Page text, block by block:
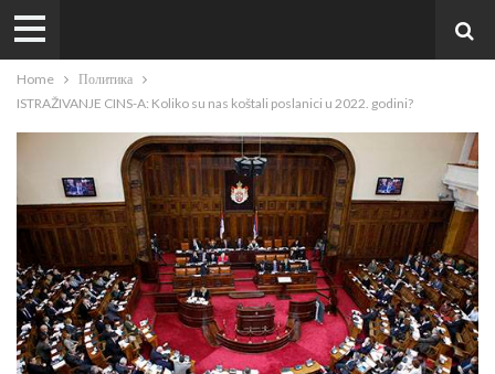
Home
Политика
ISTRAŽIVANJE CINS-A: Koliko su nas koštali poslanici u 2022. godini?